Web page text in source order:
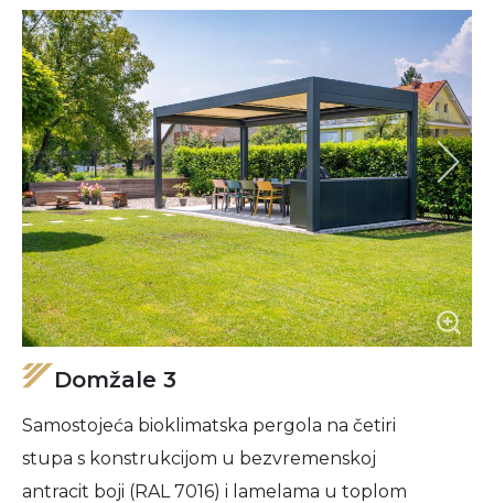
Domžale 3
Samostojeća bioklimatska pergola na četiri
stupa s konstrukcijom u bezvremenskoj
antracit boji (RAL 7016) i lamelama u toplom